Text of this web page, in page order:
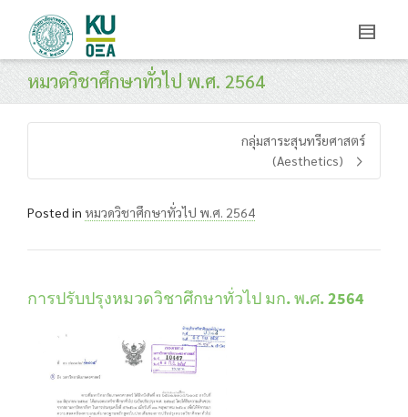
หมวดวิชาศึกษาทั่วไป พ.ศ. 2564
กลุ่มสาระสุนทรียศาสตร์
(Aesthetics)
Posted in หมวดวิชาศึกษาทั่วไป พ.ศ. 2564
การปรับปรุงหมวดวิชาศึกษาทั่วไป มก. พ.ศ. 2564